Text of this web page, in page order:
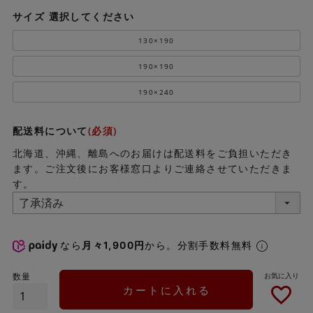
サイズ 選択してください
130×190
190×190
190×240
配送料について(必須)
北海道、沖縄、離島へのお届けは配送料をご負担いただき
ます。ご注文後にお客様窓口よりご連絡させていただきま
す。
なら 月々1,900円から。分割手数料無料
カートに入れる